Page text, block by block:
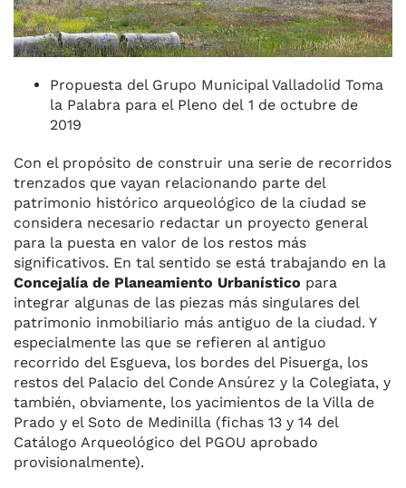
Propuesta del Grupo Municipal Valladolid Toma
la Palabra para el Pleno del 1 de octubre de
2019
Con el propósito de construir una serie de recorridos
trenzados que vayan relacionando parte del
patrimonio histórico arqueológico de la ciudad se
considera necesario redactar un proyecto general
para la puesta en valor de los restos más
significativos. En tal sentido se está trabajando en la
Concejalía de Planeamiento Urbanístico para
integrar algunas de las piezas más singulares del
patrimonio inmobiliario más antiguo de la ciudad. Y
especialmente las que se refieren al antiguo
recorrido del Esgueva, los bordes del Pisuerga, los
restos del Palacio del Conde Ansúrez y la Colegiata, y
también, obviamente, los yacimientos de la Villa de
Prado y el Soto de Medinilla (fichas 13 y 14 del
Catálogo Arqueológico del PGOU aprobado
provisionalmente).